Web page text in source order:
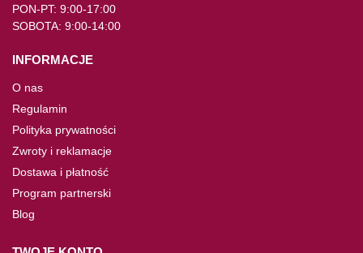
PON-PT: 9:00-17:00
SOBOTA: 9:00-14:00
INFORMACJE
O nas
Regulamin
Polityka prywatności
Zwroty i reklamacje
Dostawa i płatność
Program partnerski
Blog